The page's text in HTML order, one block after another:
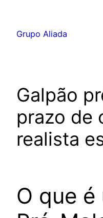
Grupo Aliada
Galpão
prazo de
realista
O que é